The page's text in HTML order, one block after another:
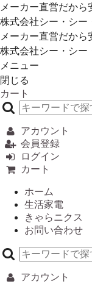
メーカー直営だから
株式会社シー・シー
メーカー直営だから
株式会社シー・シー
メニュー
閉じる
カート
アカウント
会員登録
ログイン
カート
ホーム
生活家電
きゃらニクス
お問い合わせ
アカウント